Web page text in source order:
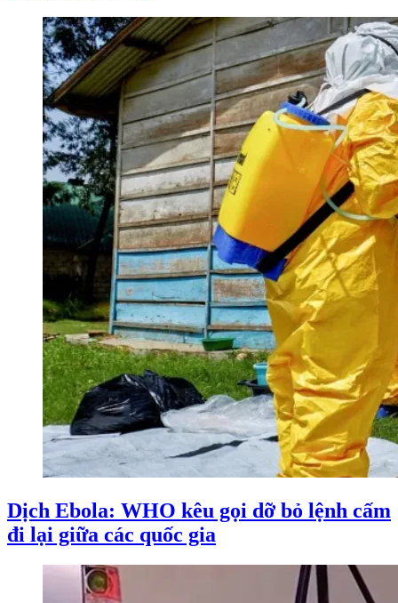
Dịch Ebola: WHO kêu gọi dỡ bỏ lệnh cấm
đi lại giữa các quốc gia